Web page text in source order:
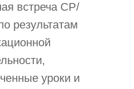
встреча СР/
результатам
уроки и